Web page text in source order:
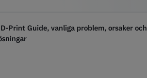
Print Guide, vanliga problem, orsaker och